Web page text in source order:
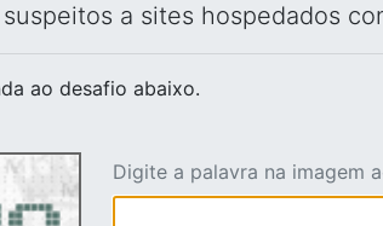
a sites hospedados
ao desafio abaixo.
Digite a palavra na imagem